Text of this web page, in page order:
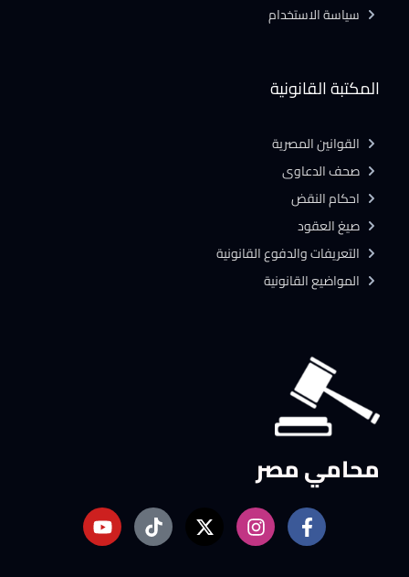
محامي مصر
المكتبة القانونية
القوانين المصرية
صحف الدعاوى
احكام النقض
صيغ العقود
التعريفات والدفوع القانونية
المواضيع القانونية
سياسة الاستخدام